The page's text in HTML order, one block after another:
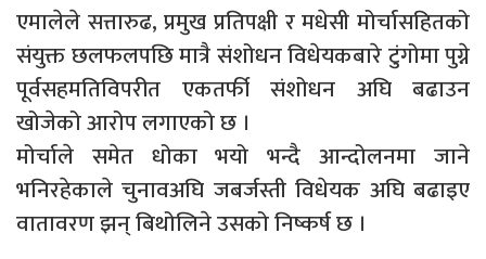
एमालेले सत्तारुढ, प्रमुख प्रतिपक्षी र मधेसी मोर्चासहितको
संयुक्त छलफलपछि मात्रै संशोधन विधेयकबारे टुंगोमा पुग्ने
पूर्वसहमतिविपरीत एकतर्फी संशोधन अघि बढाउन
खोजेको आरोप लगाएको छ ।
मोर्चाले समेत धोका भयो भन्दै आन्दोलनमा जाने
भनिरहेकाले चुनावअघि जबर्जस्ती विधेयक अघि बढाइए
वातावरण झन् बिथोलिने उसको निष्कर्ष छ ।